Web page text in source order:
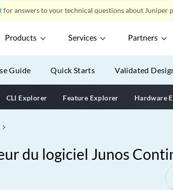
for answers to your technical questions about Juniper
Products Services Partners
Guide Quick Starts Validated
CLI Explorer Feature Explorer Hardware
du logiciel Junos